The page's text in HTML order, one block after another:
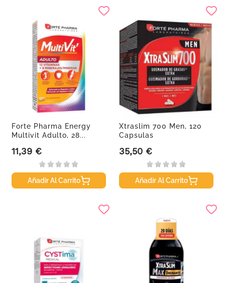
Forte Pharma Energy
Multivit Adulto, 28...
Precio
11,39 €
Añadir Al Carrito
Xtraslim 700 Men, 120
Capsulas
Precio
35,50 €
Añadir Al Carrito